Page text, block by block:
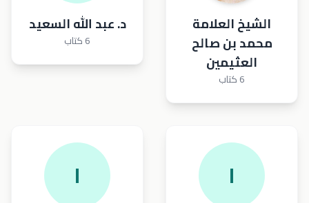
الشيخ العلامة
محمد بن صالح
العثيمين
6 كتاب
د. عبد الله السعيد
6 كتاب
ا ا